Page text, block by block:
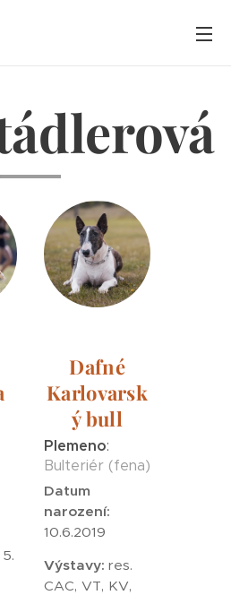
Dafné
Karlovarsk
ý bull
Plemeno:
Bulteriér (fena)
Datum
narození:
10.6.2019
Výstavy: res.
CAC, VT, KV,